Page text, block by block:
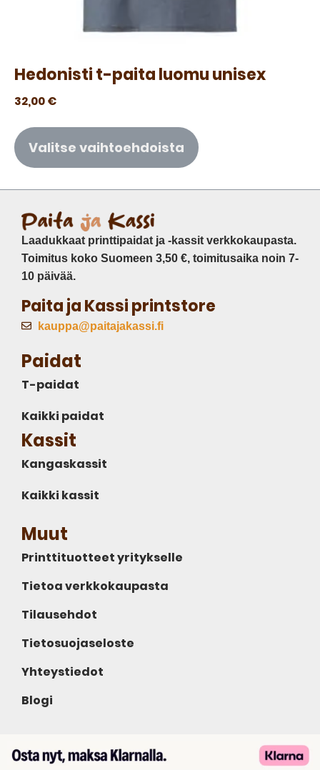
Hedonisti t-paita luomu unisex
32,00€
Valitse vaihtoehdoista
Laadukkaat printtipaidat ja -kassit verkkokaupasta.
Toimitus koko Suomeen 3,50 €, toimitusaika noin 7-
10 päivää.
Paita ja Kassi printstore
kauppa@paitajakassi.fi
Paidat
T-paidat
Kaikki paidat
Kassit
Kangaskassit
Kaikki kassit
Muut
Printtituotteet yritykselle
Tietoa verkkokaupasta
Tilausehdot
Tietosuojaseloste
Yhteystiedot
Blogi